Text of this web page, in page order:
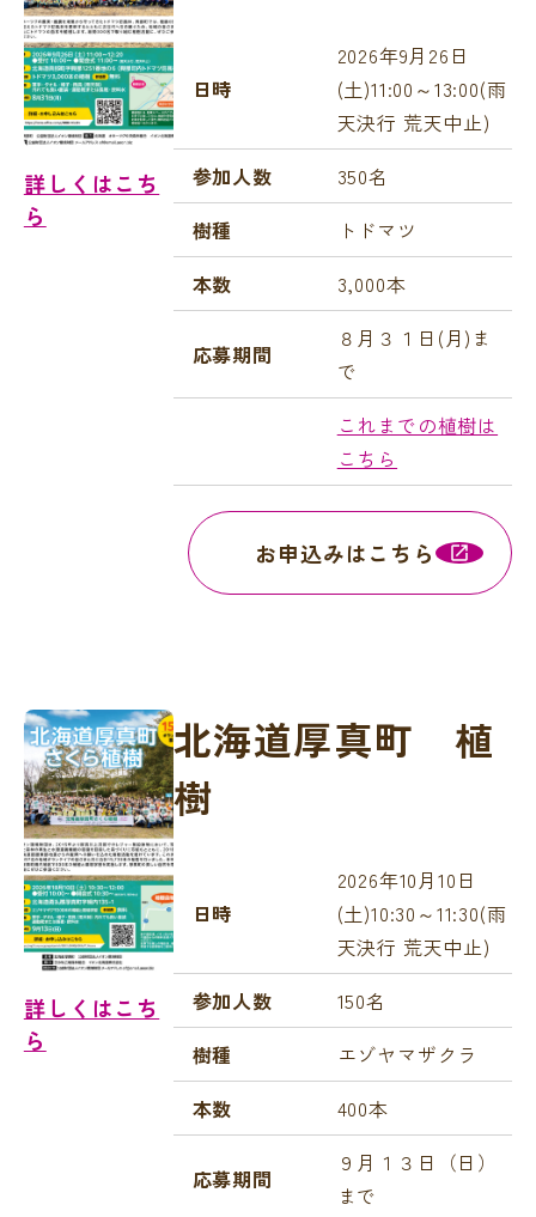
詳しくはこち
ら
日時
2026年9月26日
(土)11:00～13:00(雨
天決行 荒天中止)
参加人数
350名
樹種
トドマツ
本数
3,000本
応募期間
８月３１日(月 )ま
で
これまでの植樹は
こちら
お申込みはこちら
詳しくはこち
ら
北海道厚真町 植
樹
日時
2026年10月10日
(土)10:30～11:30(雨
天決行 荒天中止)
参加人数
150名
樹種
エゾヤマザクラ
本数
400本
応募期間
９月１３日（日）
まで